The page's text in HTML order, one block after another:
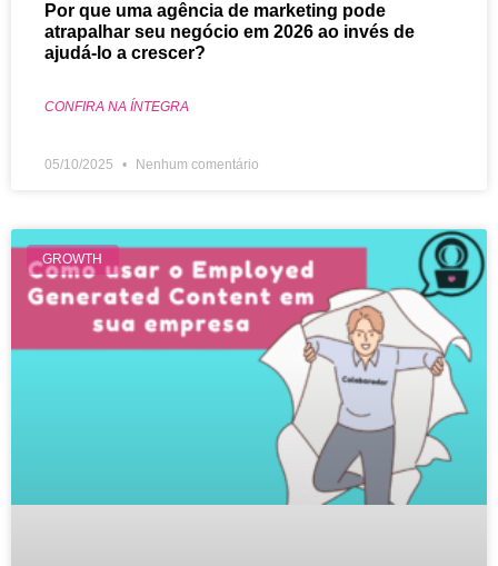
Por que uma agência de marketing pode
atrapalhar seu negócio em 2026 ao invés de
ajudá-lo a crescer?
CONFIRA NA ÍNTEGRA
05/10/2025 Nenhum comentário
GROWTH